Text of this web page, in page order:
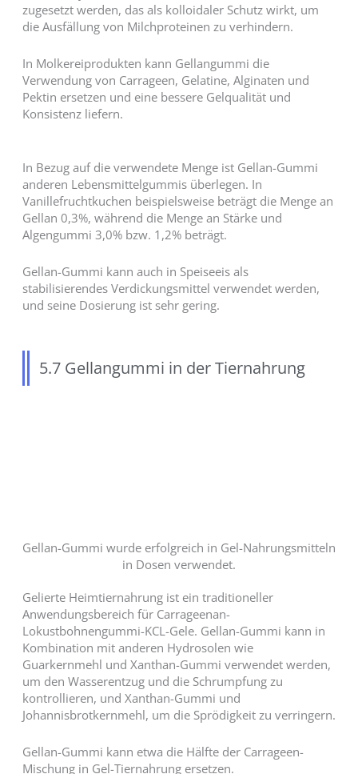
zugesetzt werden, das als kolloidaler Schutz wirkt, um
die Ausfällung von Milchproteinen zu verhindern.
In Molkereiprodukten kann Gellangummi die
Verwendung von Carrageen, Gelatine, Alginaten und
Pektin ersetzen und eine bessere Gelqualität und
Konsistenz liefern.
In Bezug auf die verwendete Menge ist Gellan-Gummi
anderen Lebensmittelgummis überlegen. In
Vanillefruchtkuchen beispielsweise beträgt die Menge an
Gellan 0,3%, während die Menge an Stärke und
Algengummi 3,0% bzw. 1,2% beträgt.
Gellan-Gummi kann auch in Speiseeis als
stabilisierendes Verdickungsmittel verwendet werden,
und seine Dosierung ist sehr gering.
5.7 Gellangummi in der Tiernahrung
Gellan-Gummi wurde erfolgreich in Gel-Nahrungsmitteln
in Dosen verwendet.
Gelierte Heimtiernahrung ist ein traditioneller
Anwendungsbereich für Carrageenan-
Lokustbohnengummi-KCL-Gele. Gellan-Gummi kann in
Kombination mit anderen Hydrosolen wie
Guarkernmehl und Xanthan-Gummi verwendet werden,
um den Wasserentzug und die Schrumpfung zu
kontrollieren, und Xanthan-Gummi und
Johannisbrotkernmehl, um die Sprödigkeit zu verringern.
Gellan-Gummi kann etwa die Hälfte der Carrageen-
Mischung in Gel-Tiernahrung ersetzen.